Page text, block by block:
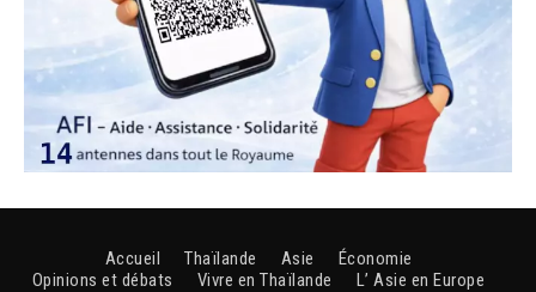
Accueil Thaïlande Asie
Économie
Opinions et débats
Vivre en Thaïlande
L’ Asie en Europe